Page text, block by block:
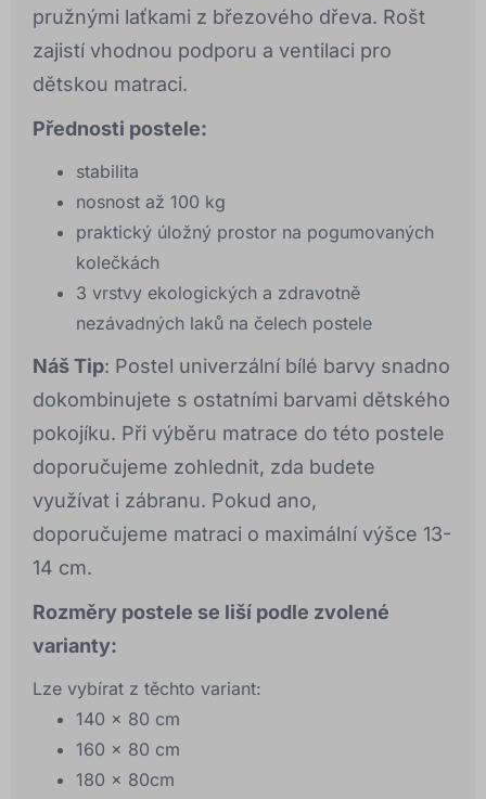
pružnými laťkami z březového dřeva. Rošt
zajistí vhodnou podporu a ventilaci pro
dětskou matraci.
Přednosti postele:
stabilita
nosnost až 100 kg
praktický úložný prostor na pogumovaných
kolečkách
3 vrstvy ekologických a zdravotně
nezávadných laků na čelech postele
Náš Tip: Postel univerzální bílé barvy snadno
dokombinujete s ostatními barvami dětského
pokojíku. Při výběru matrace do této postele
doporučujeme zohlednit, zda budete
využívat i zábranu. Pokud ano,
doporučujeme matraci o maximální výšce 13-
14 cm.
Rozměry postele se liší podle zvolené
varianty:
Lze vybírat z těchto variant:
140 x 80 cm
160 x 80 cm
180 x 80cm